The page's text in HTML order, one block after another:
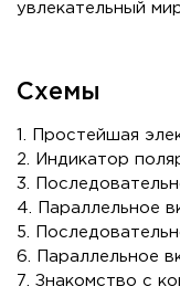
увлекательный
Схемы
1. Простейшая
2. Индикатор
3.
4. Параллельное
5.
6. Параллельное
7. Знакомство с